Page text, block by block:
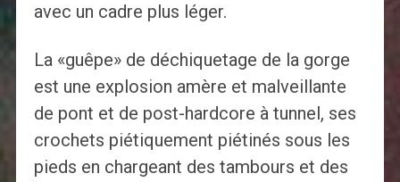
avec un cadre plus léger.
La «guêpe» de déchiquetage de la gorge
est une explosion amère et malveillante
de pont et de post-hardcore à tunnel, ses
crochets piétiquement piétinés sous les
pieds en chargeant des tambours et des